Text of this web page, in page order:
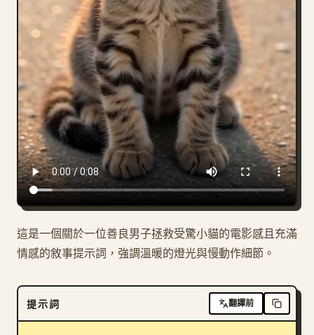
這是一個關於一位善良男子拯救受驚小貓的電影感且充滿
情感的敘事提示詞，強調溫暖的燈光與慢動作細節。
提示詞 翻譯前